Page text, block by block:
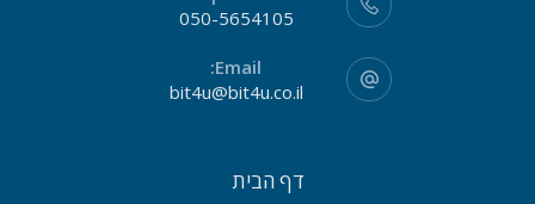
050-5654105
Email:
bit4u@bit4u.co.il
דף הבית